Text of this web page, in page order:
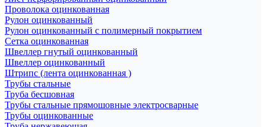
Проволока оцинкованная
Рулон оцинкованный
Рулон оцинкованный с полимерный покрытием
Сетка оцинкованная
Швеллер гнутый оцинкованный
Швеллер оцинкованный
Штрипс (лента оцинкованная )
Трубы стальные
Труба бесшовная
Трубы стальные прямошовные электросварные
Трубы оцинкованные